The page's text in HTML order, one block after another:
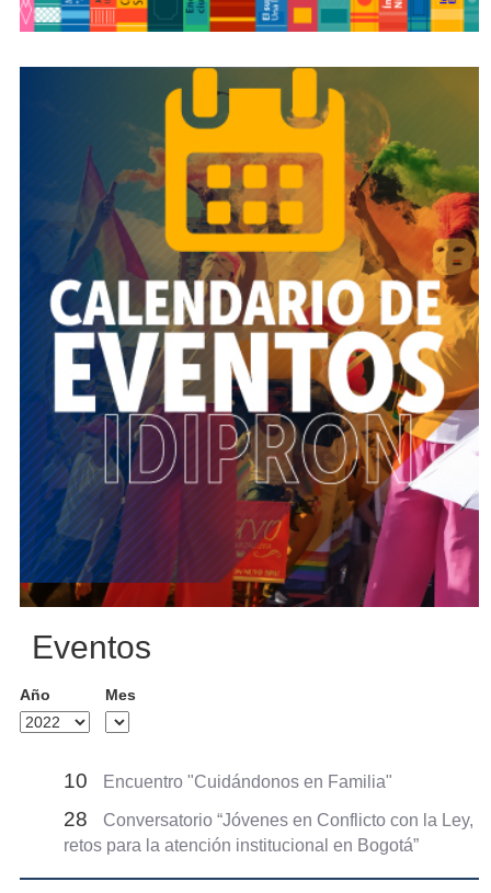
Eventos
Año Mes
10 Encuentro "Cuidándonos en Familia"
28
Conversatorio “Jóvenes en Conflicto con la Ley,
retos para la atención institucional en Bogotá”